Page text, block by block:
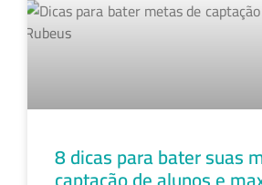
8 dicas para bater suas